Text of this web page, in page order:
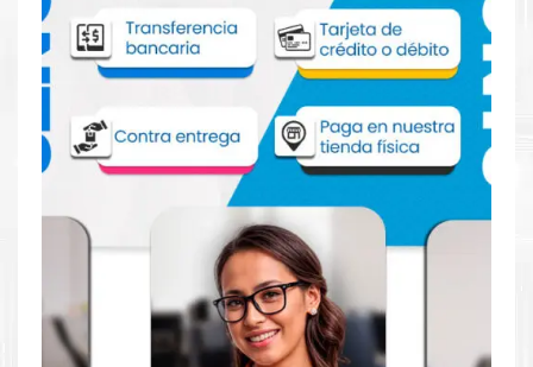
Aprovecha nuestra experiencia y atención para adquirir tus
productos. Tenemos promociones todos los dias. Escríbenos o
visítanos hoy para encontrar la solución perfecta para tu
impresora
Toner Lexmark 76C0HC0 Cian
para impresoras 921 922 923 924.
Dónde comprar Toner para impresoras
921 922 923 924 en Lima o para provincia
Tienda autorizada porLexmark. Descubre la mejor manera de
abastecerte de
Toner Lexmark 76C0HC0 Cian para impresoras